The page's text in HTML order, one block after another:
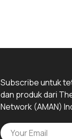
Subscribe untuk
dan produk dari
Network (AMAN)